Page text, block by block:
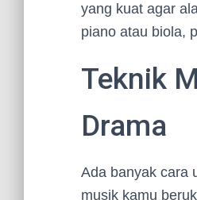
yang kuat agar
piano atau biola,
Teknik
Drama
Ada banyak cara
musik kamu